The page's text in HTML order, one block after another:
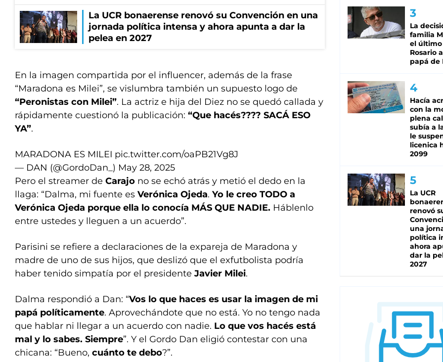
La UCR bonaerense renovó su Convención en una
jornada política intensa y ahora apunta a dar la
pelea en 2027
En la imagen compartida por el influencer, además de la frase
“Maradona es Milei”, se vislumbra también un supuesto logo de
“Peronistas con Milei”. La actriz e hija del Diez no se quedó callada y
rápidamente cuestionó la publicación: “Que hacés???? SACÁ ESO
YA”.
MARADONA ES MILEI pic.twitter.com/oaPB21Vg8J
— DAN (@GordoDan_) May 28, 2025
Pero el streamer de Carajo no se echó atrás y metió el dedo en la
llaga: “Dalma, mi fuente es Verónica Ojeda. Yo le creo TODO a
Verónica Ojeda porque ella lo conocía MÁS QUE NADIE. Háblenlo
entre ustedes y lleguen a un acuerdo”.
Parisini se refiere a declaraciones de la expareja de Maradona y
madre de uno de sus hijos, que deslizó que el exfutbolista podría
haber tenido simpatía por el presidente Javier Milei.
Dalma respondió a Dan: “Vos lo que haces es usar la imagen de mi
papá políticamente. Aprovechándote que no está. Yo no tengo nada
que hablar ni llegar a un acuerdo con nadie. Lo que vos hacés está
mal y lo sabes. Siempre”. Y el Gordo Dan eligió contestar con una
chicana: “Bueno, cuánto te debo?”.
La
familia
el último
Rosario
papá de
Hacía
con la
plena
subía a
le
licenica
2099
La UCR
renovó
una
política
ahora
dar la
2027